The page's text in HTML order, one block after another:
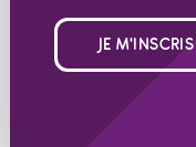
JE M'INSCRIS